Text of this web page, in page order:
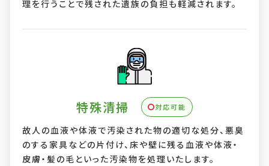
理を行うことで残された遺族の負担も軽減されます。
特殊清掃 対応可能
故人の血液や体液で汚染された物の適切な処分、悪臭
のする家具などの片付け、床や壁に残る血液や体液・
皮膚・髪の毛といった汚染物を処理いたします。